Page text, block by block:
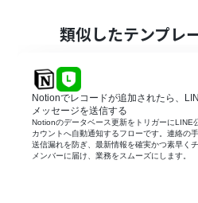
ChatをYoomと連携します。
次に、トリガーでスケジュ
オペレーションでNotionの「
る」アクションを設定し、
ースから情報を取得します。
次に、オペレーションでAI
得した情報を基に、通知メ
文章を生成します。
類似したテンプレ
Notionでレコードが追加されたら、
メッセージを送信する
Notionのデータベース更新をトリガーにLINE
カウントへ自動通知するフローです。連絡の
送信漏れを防ぎ、最新情報を確実かつ素早く
メンバーに届け、業務をスムーズにします。